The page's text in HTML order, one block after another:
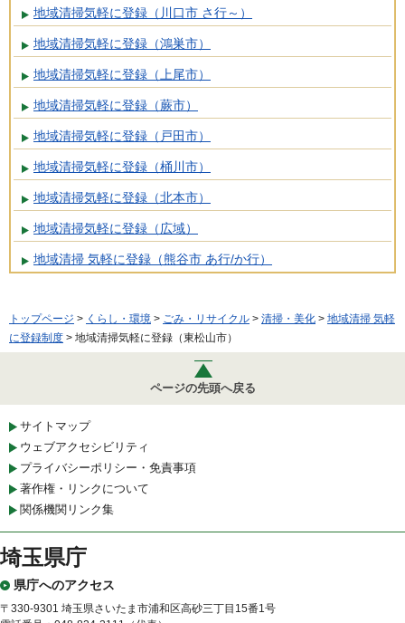
地域清掃気軽に登録（川口市 さ行～）
地域清掃気軽に登録（鴻巣市）
地域清掃気軽に登録（上尾市）
地域清掃気軽に登録（蕨市）
地域清掃気軽に登録（戸田市）
地域清掃気軽に登録（桶川市）
地域清掃気軽に登録（北本市）
地域清掃気軽に登録（広域）
地域清掃 気軽に登録（熊谷市 あ行/か行）
トップページ > くらし・環境 > ごみ・リサイクル > 清掃・美化 > 地域清掃 気軽
に登録制度 > 地域清掃気軽に登録（東松山市）
ページの先頭へ戻る
サイトマップ
ウェブアクセシビリティ
プライバシーポリシー・免責事項
著作権・リンクについて
関係機関リンク集
埼玉県庁
県庁へのアクセス
〒330-9301 埼玉県さいたま市浦和区高砂三丁目15番1号